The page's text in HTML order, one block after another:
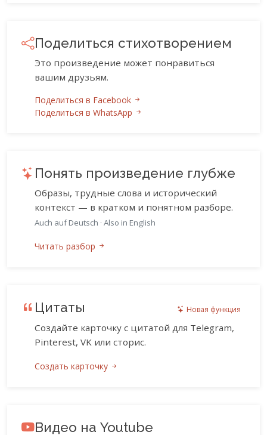
Поделиться стихотворением
Это произведение может понравиться
вашим друзьям.
Поделиться в Facebook
Поделиться в WhatsApp
Понять произведение глубже
Образы, трудные слова и исторический
контекст — в кратком и понятном разборе.
Auch auf Deutsch · Also in English
Читать разбор
Цитаты Новая функция
Создайте карточку с цитатой для Telegram,
Pinterest, VK или сторис.
Создать карточку
Видео на Youtube